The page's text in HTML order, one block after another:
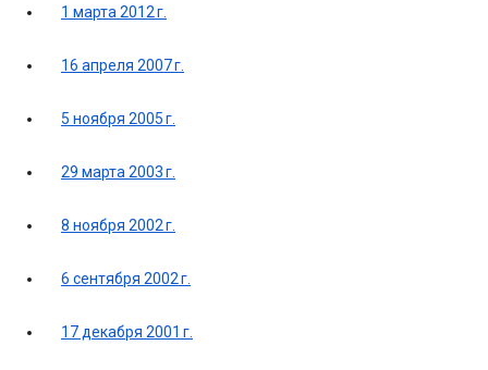
1 марта 2012 г.
16 апреля 2007 г.
5 ноября 2005 г.
29 марта 2003 г.
8 ноября 2002 г.
6 сентября 2002 г.
17 декабря 2001 г.